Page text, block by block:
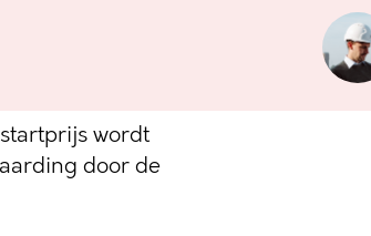
wordt
door de